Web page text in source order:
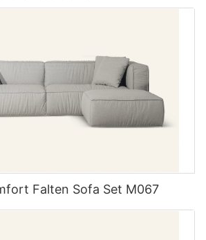
Falten Sofa Set M067